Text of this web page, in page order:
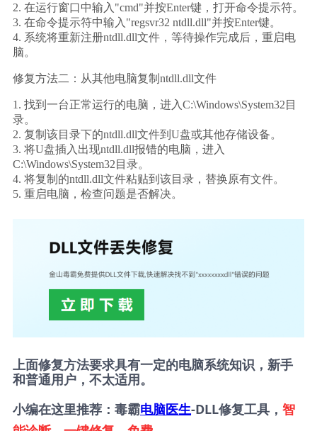
2. 在运行窗口中输入"cmd"并按Enter键，打开命令提示符。
3. 在命令提示符中输入"regsvr32 ntdll.dll"并按Enter键。
4. 系统将重新注册ntdll.dll文件，等待操作完成后，重启电
脑。
修复方法二：从其他电脑复制ntdll.dll文件
1. 找到一台正常运行的电脑，进入C:\Windows\System32目
录。
2. 复制该目录下的ntdll.dll文件到U盘或其他存储设备。
3. 将U盘插入出现ntdll.dll报错的电脑，进入
C:\Windows\System32目录。
4. 将复制的ntdll.dll文件粘贴到该目录，替换原有文件。
5. 重启电脑，检查问题是否解决。
上面修复方法要求具有一定的电脑系统知识，新手
和普通用户，不太适用。
小编在这里推荐：毒霸电脑医生-DLL修复工具， 智